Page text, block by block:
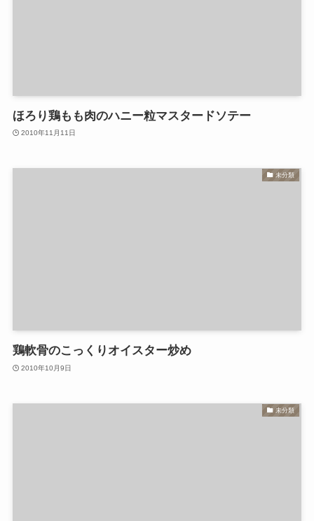
ほろり鶏もも肉のハニー粒マスタードソテー
2010年11月11日
未分類
鶏軟骨のこっくりオイスター炒め
2010年10月9日
未分類